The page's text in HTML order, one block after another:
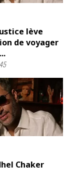
lève
de voyager
Chaker